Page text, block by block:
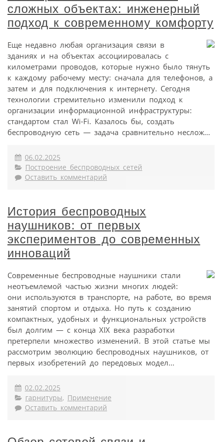
сложных объектах: инженерный
подход к современному комфорту
Еще недавно любая организация связи в
зданиях и на объектах ассоциировалась с
километрами проводов, которые нужно было тянуть
к каждому рабочему месту: сначала для телефонов, а
затем и для подключения к интернету. Сегодня
технологии стремительно изменили подход к
организации информационной инфраструктуры:
стандартом стал Wi-Fi. Казалось бы, создать
беспроводную сеть — задача сравнительно неслож...
06.02.2025
Построение беспроводных сетей
Оставить комментарий
История беспроводных
наушников: от первых
экспериментов до современных
инноваций
Современные беспроводные наушники стали
неотъемлемой частью жизни многих людей:
они используются в транспорте, на работе, во время
занятий спортом и отдыха. Но путь к созданию
компактных, удобных и функциональных устройств
был долгим — с конца XIX века разработки
претерпели множество изменений. В этой статье мы
рассмотрим эволюцию беспроводных наушников, от
первых изобретений до передовых модел...
02.02.2025
гарнитуры, Применение
Оставить комментарий